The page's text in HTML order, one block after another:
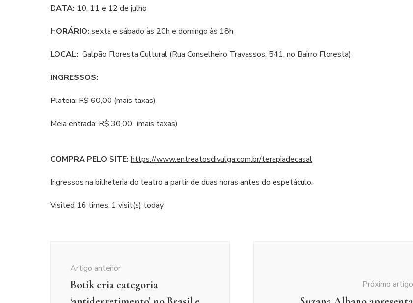
DATA: 10, 11 e 12 de julho
HORÁRIO: sexta e sábado às 20h e domingo às 18h
LOCAL: Galpão Floresta Cultural (Rua Conselheiro Travassos, 541, no Bairro Floresta)
INGRESSOS:
Plateia: R$ 60,00 (mais taxas)
Meia entrada: R$ 30,00 (mais taxas)
COMPRA PELO SITE: https://www.entreatosdivulga.com.br/terapiadecasal
Ingressos na bilheteria do teatro a partir de duas horas antes do espetáculo.
Visited 16 times, 1 visit(s) today
Artigo anterior
Botik cria categoria
Próximo artigo